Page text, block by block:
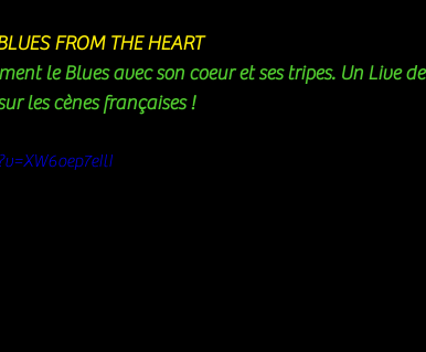
FROM THE HEART
le Blues avec son coeur et ses tripes. Un Live
les cènes françaises !